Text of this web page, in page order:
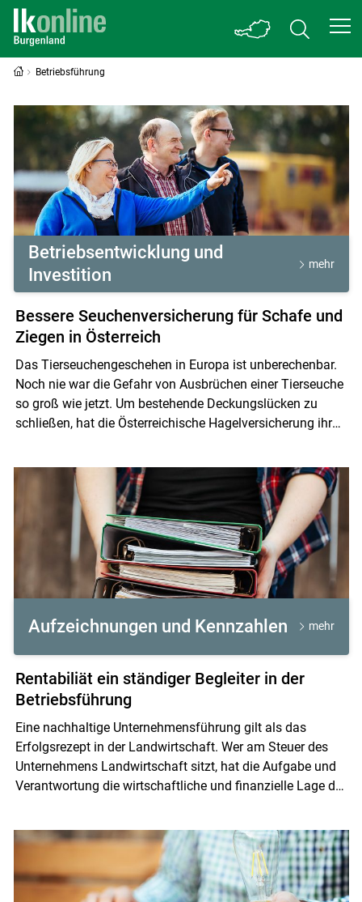
Betriebsführung
Betriebsführung
Betriebsentwicklung und
Investition
mehr
Bessere Seuchenversicherung für Schafe und
Ziegen in Österreich
Das Tierseuchengeschehen in Europa ist unberechenbar.
Noch nie war die Gefahr von Ausbrüchen einer Tierseuche
so groß wie jetzt. Um bestehende Deckungslücken zu
schließen, hat die Österreichische Hagelversicherung ihr
Aufzeichnungen und Kennzahlen mehr
Rentabiliät ein ständiger Begleiter in der
Betriebsführung
Eine nachhaltige Unternehmensführung gilt als das
Erfolgsrezept in der Landwirtschaft. Wer am Steuer des
Unternehmens Landwirtschaft sitzt, hat die Aufgabe und
Verantwortung die wirtschaftliche und finanzielle Lage des
Girokonto ist dazu nicht ausreichend bzw. ungeeignet.